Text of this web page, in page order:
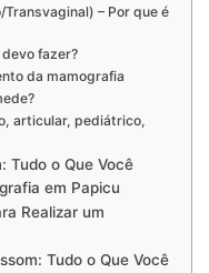
– Por que é
fazer?
da mamografia
articular, pediátrico,
Tudo o Que Você
em Papicu
Realizar um
Tudo o Que Você